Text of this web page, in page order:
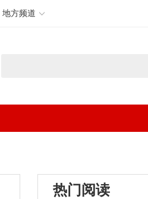
地方频道
热门阅读